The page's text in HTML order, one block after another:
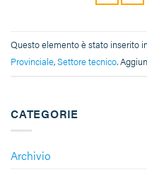
CATEGORIE
Archivio
Questo elemento è stato inserito
Provinciale,Settore tecnico.